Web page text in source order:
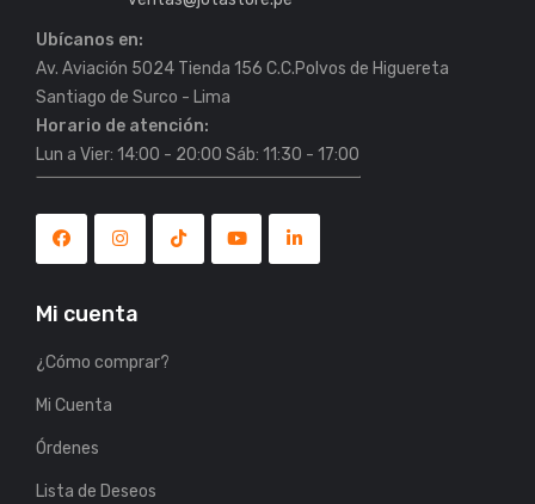
Ubícanos en:
Av. Aviación 5024 Tienda 156 C.C.Polvos de Higuereta
Horario de atención:
Lun a Vier: 14:00 - 20:00 Sáb: 11:30 - 17:00
Mi cuenta
¿Cómo comprar?
Mi Cuenta
Órdenes
Lista de Deseos